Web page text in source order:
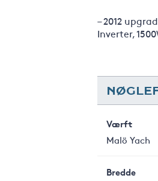
– 2012
Inverter,
Værft
Malö Yach
Bredde